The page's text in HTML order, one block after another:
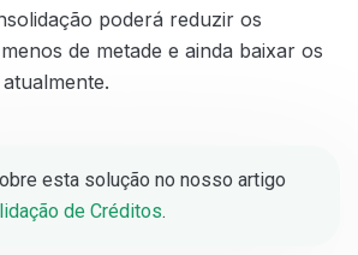
poderá reduzir os
de metade e ainda baixar os
esta solução no nosso artigo
de Créditos.